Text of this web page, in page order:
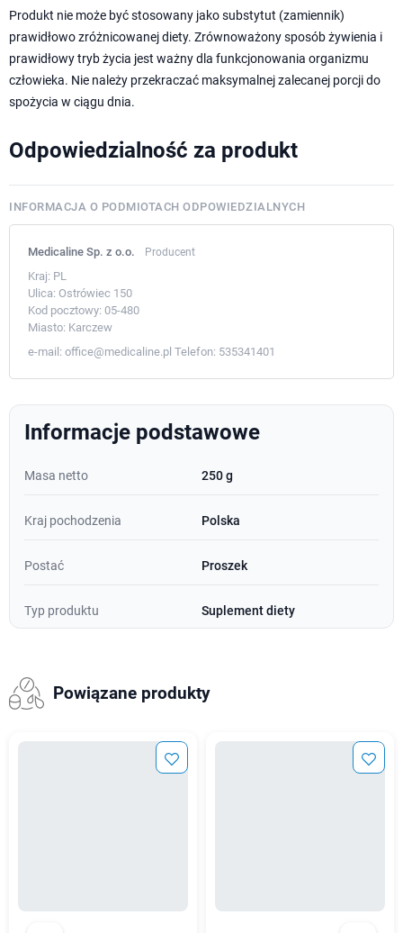
Produkt nie może być stosowany jako substytut (zamiennik)
prawidłowo zróżnicowanej diety. Zrównoważony sposób żywienia i
prawidłowy tryb życia jest ważny dla funkcjonowania organizmu
człowieka. Nie należy przekraczać maksymalnej zalecanej porcji do
spożycia w ciągu dnia.
Odpowiedzialność za produkt
INFORMACJA O PODMIOTACH ODPOWIEDZIALNYCH
Medicaline Sp. z o.o. Producent
Kraj: PL
Ulica: Ostrówiec 150
Kod pocztowy: 05-480
Miasto: Karczew
e-mail: office@medicaline.pl Telefon: 535341401
Informacje podstawowe
Masa netto 250 g
Kraj pochodzenia Polska
Postać Proszek
Typ produktu Suplement diety
Powiązane produkty